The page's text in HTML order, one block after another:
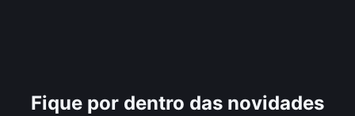
Fique por dentro das novidades